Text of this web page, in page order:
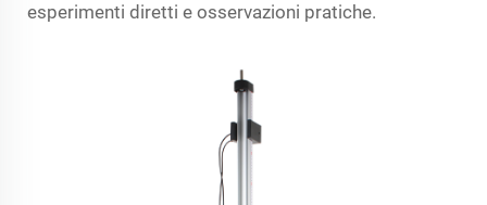
esperimenti diretti e osservazioni pratiche.